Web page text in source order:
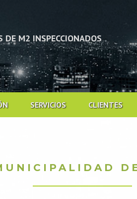
DE M2 INSPECCIONADOS
SERVICIOS CLIENTES